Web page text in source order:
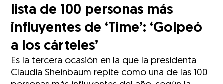
lista de 100 personas más
influyentes de ‘Time’: ‘Golpeó
a los cárteles’
Es la tercera ocasión en la que la presidenta
Claudia Sheinbaum repite como una de las 100